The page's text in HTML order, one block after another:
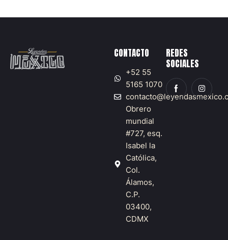
CONTACTO
+52 55
5165 1070
Obrero
mundial
#727, esq.
Isabel la
Católica,
Col.
Álamos,
C.P.
03400,
CDMX
REDES
SOCIALES